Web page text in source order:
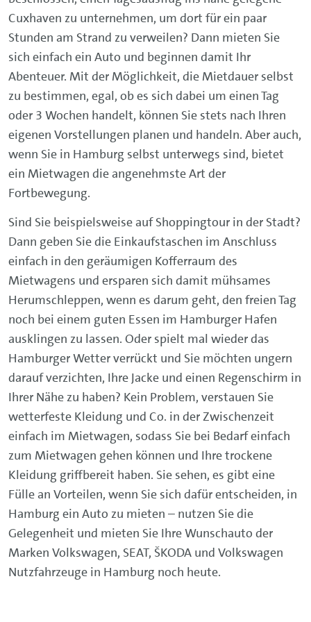
Cuxhaven zu unternehmen, um dort für ein paar
Stunden am Strand zu verweilen? Dann mieten Sie
sich einfach ein Auto und beginnen damit Ihr
Abenteuer. Mit der Möglichkeit, die Mietdauer selbst
zu bestimmen, egal, ob es sich dabei um einen Tag
oder 3 Wochen handelt, können Sie stets nach Ihren
eigenen Vorstellungen planen und handeln. Aber auch,
wenn Sie in Hamburg selbst unterwegs sind, bietet
ein Mietwagen die angenehmste Art der
Fortbewegung.
Sind Sie beispielsweise auf Shoppingtour in der Stadt?
Dann geben Sie die Einkaufstaschen im Anschluss
einfach in den geräumigen Kofferraum des
Mietwagens und ersparen sich damit mühsames
Herumschleppen, wenn es darum geht, den freien Tag
noch bei einem guten Essen im Hamburger Hafen
ausklingen zu lassen. Oder spielt mal wieder das
Hamburger Wetter verrückt und Sie möchten ungern
darauf verzichten, Ihre Jacke und einen Regenschirm in
Ihrer Nähe zu haben? Kein Problem, verstauen Sie
wetterfeste Kleidung und Co. in der Zwischenzeit
einfach im Mietwagen, sodass Sie bei Bedarf einfach
zum Mietwagen gehen können und Ihre trockene
Kleidung griffbereit haben. Sie sehen, es gibt eine
Fülle an Vorteilen, wenn Sie sich dafür entscheiden, in
Hamburg ein Auto zu mieten – nutzen Sie die
Gelegenheit und mieten Sie Ihre Wunschauto der
Marken Volkswagen, SEAT, ŠKODA und Volkswagen
Nutzfahrzeuge in Hamburg noch heute.